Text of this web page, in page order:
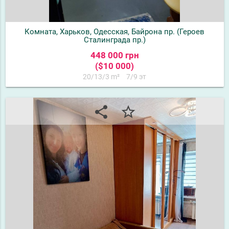
Комната, Харьков, Одесская, Байрона пр. (Героев
Сталинграда пр.)
448 000 грн
($10 000)
20/13/3 m² 7/9 эт
share star_border